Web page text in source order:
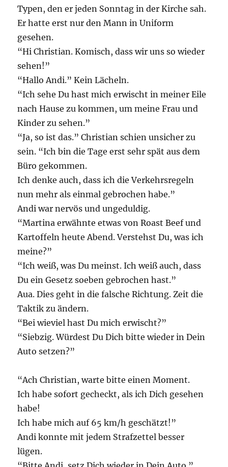
Typen, den er jeden Sonntag in der Kirche sah.
Er hatte erst nur den Mann in Uniform
gesehen.
“Hi Christian. Komisch, dass wir uns so wieder
sehen!”
“Hallo Andi.” Kein Lächeln.
“Ich sehe Du hast mich erwischt in meiner Eile
nach Hause zu kommen, um meine Frau und
Kinder zu sehen.”
“Ja, so ist das.” Christian schien unsicher zu
sein. “Ich bin die Tage erst sehr spät aus dem
Büro gekommen.
Ich denke auch, dass ich die Verkehrsregeln
nun mehr als einmal gebrochen habe.”
Andi war nervös und ungeduldig.
“Martina erwähnte etwas von Roast Beef und
Kartoffeln heute Abend. Verstehst Du, was ich
meine?”
“Ich weiß, was Du meinst. Ich weiß auch, dass
Du ein Gesetz soeben gebrochen hast.”
Aua. Dies geht in die falsche Richtung. Zeit die
Taktik zu ändern.
“Bei wieviel hast Du mich erwischt?”
“Siebzig. Würdest Du Dich bitte wieder in Dein
Auto setzen?”
“Ach Christian, warte bitte einen Moment.
Ich habe sofort gecheckt, als ich Dich gesehen
habe!
Ich habe mich auf 65 km/h geschätzt!”
Andi konnte mit jedem Strafzettel besser
lügen.